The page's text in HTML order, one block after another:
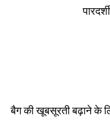
बैग की खूबसूरती बढ़ाने के